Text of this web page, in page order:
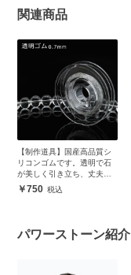
関連商品
【制作道具】国産高品質シ
リコンゴムです。透明で石
が美しく引き立ち、丈夫で
安心750
パワーストーン紹介